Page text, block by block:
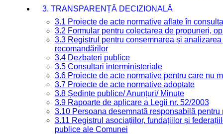
3. TRANSPARENȚĂ DECIZIONALĂ
3.1 Proiecte de acte normative aflate în
3.2 Formular pentru colectarea de propuneri,
3.3 Registrul pentru consemnarea și
recomandărilor
3.4 Dezbateri publice
3.5 Consultari interministeriale
3.6 Proiecte de acte normative pentru care nu
3.7 Proiecte de acte normative adoptate
3.8 Ședințe publice/ Anunțuri/ Minute
3.9 Rapoarte de aplicare a Legii nr. 52/2003
3.10 Persoana desemnată responsabilă
3.11 Registrul asociațiilor, fundațiilor și
publice ale Comunei